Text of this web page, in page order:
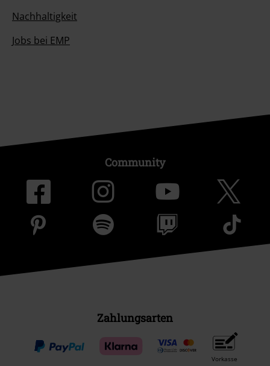
Nachhaltigkeit
Jobs bei EMP
Community
Zahlungsarten
Vorkasse